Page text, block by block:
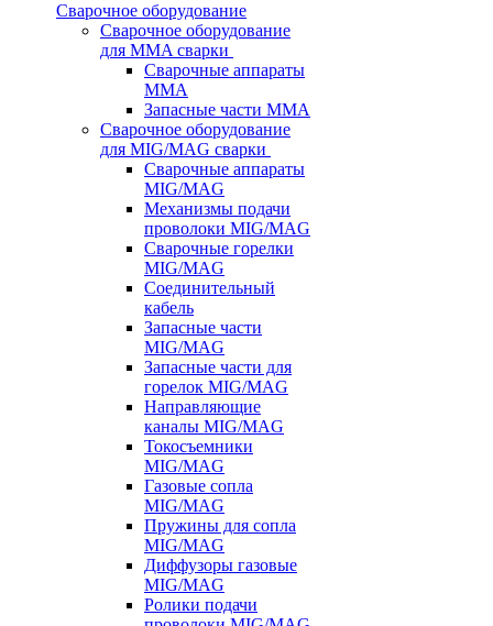
Сварочное оборудование
Сварочное оборудование
для MMA сварки
Сварочные аппараты
MMA
Запасные части MMA
Сварочное оборудование
для MIG/MAG сварки
Сварочные аппараты
MIG/MAG
Механизмы подачи
проволоки MIG/MAG
Сварочные горелки
MIG/MAG
Соединительный
кабель
Запасные части
MIG/MAG
Запасные части для
горелок MIG/MAG
Направляющие
каналы MIG/MAG
Токосъемники
MIG/MAG
Газовые сопла
MIG/MAG
Пружины для сопла
MIG/MAG
Диффузоры газовые
MIG/MAG
Ролики подачи